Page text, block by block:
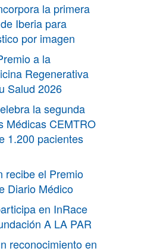
la primera
Iberia para
por imagen
a la
Regenerativa
Salud 2026
la segunda
Médicas CEMTRO
1.200 pacientes
recibe el Premio
Diario Médico
en InRace
A LA PAR
reconocimiento en